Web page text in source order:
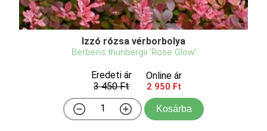
Izzó rózsa vérborbolya
Berberis thunbergii 'Rose Glow'
Eredeti ár
3 450 Ft
Online ár
2 950 Ft
Kosárba